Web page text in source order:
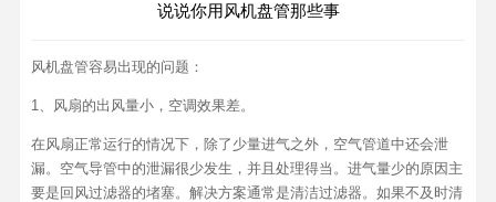
说说你用风机盘管那些事
风机盘管容易出现的问题：
1、风扇的出风量小，空调效果差。
在风扇正常运行的情况下，除了少量进气之外，空气管道中还会泄
漏。空气导管中的泄漏很少发生，并且处理得当。进气量少的原因主
要是回风过滤器的堵塞。解决方案通常是清洁过滤器。如果不及时清